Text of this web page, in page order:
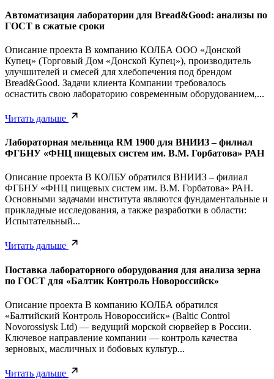
Автоматизация лаборатории для Bread&Good: анализы по
ГОСТ в сжатые сроки
Описание проекта В компанию КОЛБА ООО «Донской
Купец» (Торговый Дом «Донской Купец»), производитель
улучшителей и смесей для хлебопечения под брендом
Bread&Good. Задачи клиента Компании требовалось
оснастить свою лабораторию современным оборудованием,...
Читать дальше
Лабораторная мельница RM 1900 для ВНИИЗ – филиал
ФГБНУ «ФНЦ пищевых систем им. В.М. Горбатова» РАН
Описание проекта В КОЛБУ обратился ВНИИЗ – филиал
ФГБНУ «ФНЦ пищевых систем им. В.М. Горбатова» РАН.
Основными задачами института являются фундаментальные и
прикладные исследования, а также разработки в области:
Испытательный...
Читать дальше
Поставка лабораторного оборудования для анализа зерна
по ГОСТ для «Балтик Контроль Новороссийск»
Описание проекта В компанию КОЛБА обратился
«Балтийский Контроль Новороссийск» (Baltic Control
Novorossiysk Ltd) — ведущий морской сюрвейер в России.
Ключевое направление компании — контроль качества
зерновых, масличных и бобовых культур...
Читать дальше